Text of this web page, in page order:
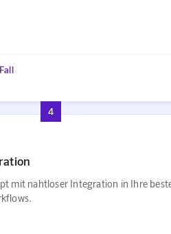
4
mit nahtloser Integration in Ihre